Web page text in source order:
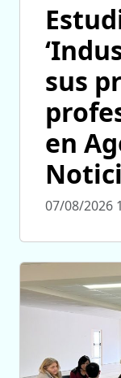
sus
en
07/08/2026